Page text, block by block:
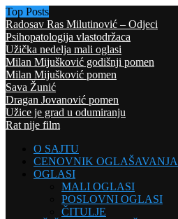
Top Posts
Radosav Ras Milutinović – Odjeci
Psihopatologija vlastodržaca
Užička nedelja mali oglasi
Milan Mijušković godišnji pomen
Milan Mijušković pomen
Sava Žunić
Dragan Jovanović pomen
Užice je grad u odumiranju
Rat nije film
O SAJTU
CENOVNIK OGLAŠAVANJA
OGLASI
MALI OGLASI
POSLOVNI OGLASI
ČITULJE